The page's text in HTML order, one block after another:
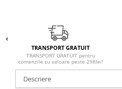
TRANSPORT GRATUIT
TRANSPORT GRATUIT pentru
comenzile cu valoare peste 298lei!
Descriere